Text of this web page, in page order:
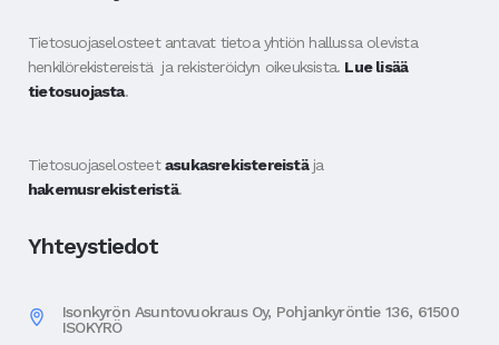
Tietosuojaselosteet antavat tietoa yhtiön hallussa olevista
henkilörekistereistä ja rekisteröidyn oikeuksista. Lue lisää
tietosuojasta.
Tietosuojaselosteetasukasrekistereistäja
hakemusrekisteristä.
Yhteystiedot
Isonkyrön Asuntovuokraus Oy, Pohjankyröntie 136, 61500
ISOKYRÖ